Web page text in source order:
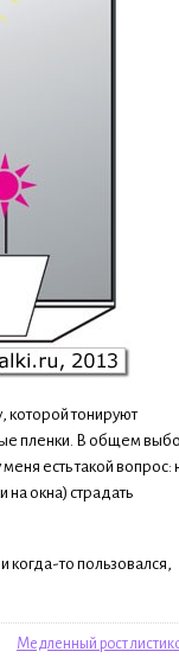
тонируют
пленки. В общем
есть такой вопрос:
на окна) страдать
когда-то пользовался,
Медленный рост